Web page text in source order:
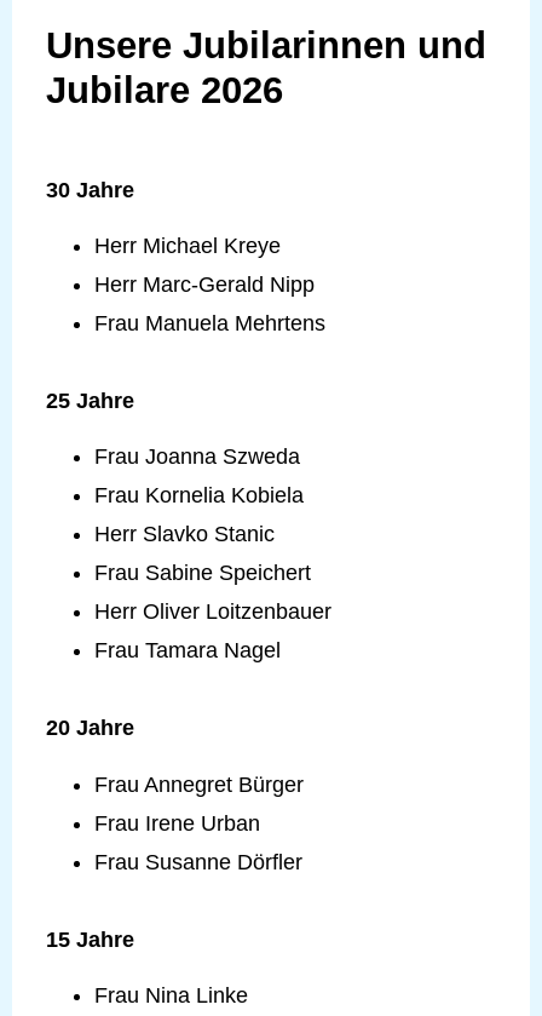
Unsere Jubilarinnen und
Jubilare 2026
30 Jahre
Herr Michael Kreye
Herr Marc-Gerald Nipp
Frau Manuela Mehrtens
25 Jahre
Frau Joanna Szweda
Frau Kornelia Kobiela
Herr Slavko Stanic
Frau Sabine Speichert
Herr Oliver Loitzenbauer
Frau Tamara Nagel
20 Jahre
Frau Annegret Bürger
Frau Irene Urban
Frau Susanne Dörfler
15 Jahre
Frau Nina Linke